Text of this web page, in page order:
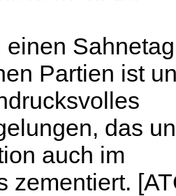
einen
Partien ist
das
auch im
zementiert.